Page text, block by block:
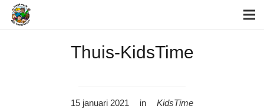
Thuis-KidsTime
15 januari 2021 in KidsTime